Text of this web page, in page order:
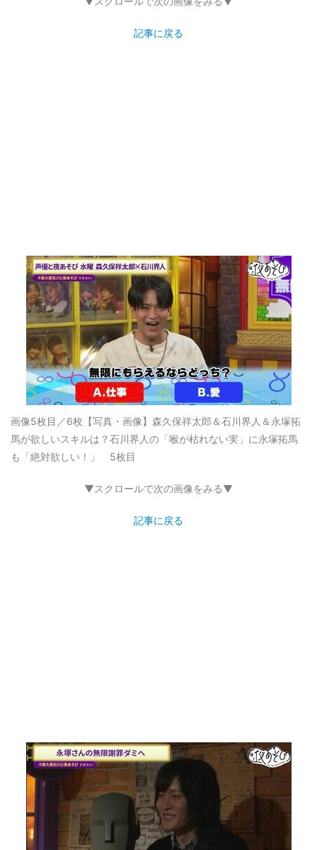
記事に戻る
画像5枚目／6枚 【写真・画像】森久保祥太郎＆石川界人＆永塚拓
馬が欲しいスキルは？石川界人の「喉が枯れない実」に永塚拓馬
も「絶対欲しい！」 5枚目
▼スクロールで次の画像をみる▼
記事に戻る